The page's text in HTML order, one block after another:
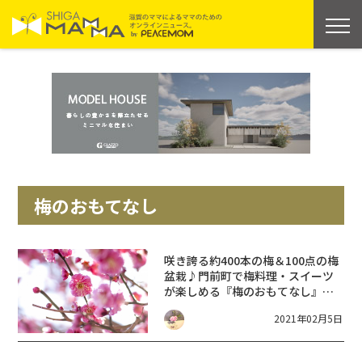
梅のおもてなし
咲き誇る約400本の梅＆100点の梅
盆栽♪門前町で梅料理・スイーツ
が楽しめる『梅のおもてなし』【2
月18日～3月18日】石山寺 梅つ
くし
2021年02月5日